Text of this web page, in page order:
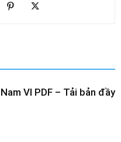
VI PDF – Tải bản đầy